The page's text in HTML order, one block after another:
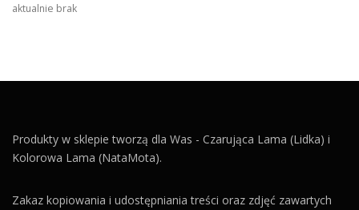
aktualnie brak
Produkty w sklepie tworzą dla Was - Czarująca Lama (Lidka) i
Kolorowa Lama (NataMota).
Zakaz kopiowania i udostępniania treści oraz zdjęć zawartych